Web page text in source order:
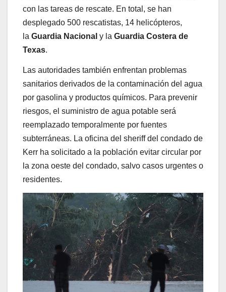
con las tareas de rescate. En total, se han
desplegado 500 rescatistas, 14 helicópteros,
la Guardia Nacional y la Guardia Costera de
Texas.
Las autoridades también enfrentan problemas
sanitarios derivados de la contaminación del agua
por gasolina y productos químicos. Para prevenir
riesgos, el suministro de agua potable será
reemplazado temporalmente por fuentes
subterráneas. La oficina del sheriff del condado de
Kerr ha solicitado a la población evitar circular por
la zona oeste del condado, salvo casos urgentes o
residentes.